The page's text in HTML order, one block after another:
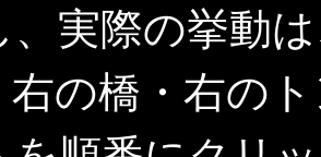
、実際の挙動
右の橋・右の